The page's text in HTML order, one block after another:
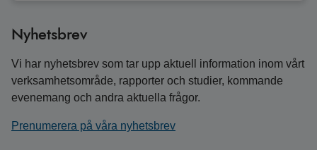
Nyhetsbrev
Vi har nyhetsbrev som tar upp aktuell information inom vårt
verksamhetsområde, rapporter och studier, kommande
evenemang och andra aktuella frågor.
Prenumerera på våra nyhetsbrev